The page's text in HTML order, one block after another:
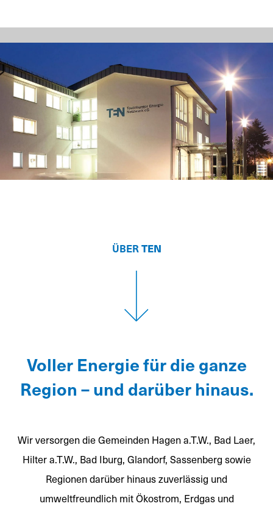
ÜBERTEN
Voller Energie für die ganze
Region – und darüber hinaus.
Wir versorgen die Gemeinden Hagen a.T.W., Bad Laer,
Hilter a.T.W., Bad Iburg, Glandorf, Sassenberg sowie
Regionen darüber hinaus zuverlässig und
umweltfreundlich mit Ökostrom, Erdgas und